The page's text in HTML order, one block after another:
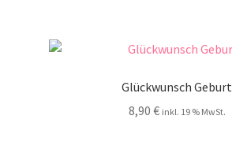
Glückwunsch Geburt
8,90 € inkl. 19 % MwSt.